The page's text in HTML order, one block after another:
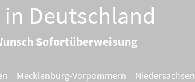
Deutschland
Sofortüberweisung
Mecklenburg-Vorpommern
Niedersachsen